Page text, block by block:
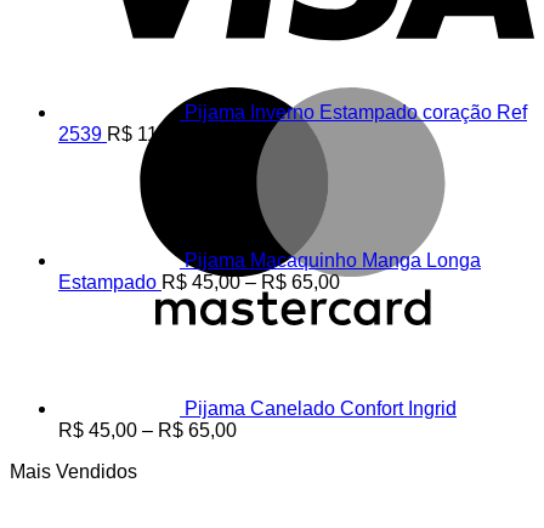
Pijama Inverno Estampado coração Ref
2539 R$ 110,00
Pijama Macaquinho Manga Longa
Estampado R$ 45,00 – R$ 65,00Faixa
de
preço:
Pijama Canelado Confort Ingrid
R$ 45,00 – R$ 65,00Faixa
Mais Vendidos